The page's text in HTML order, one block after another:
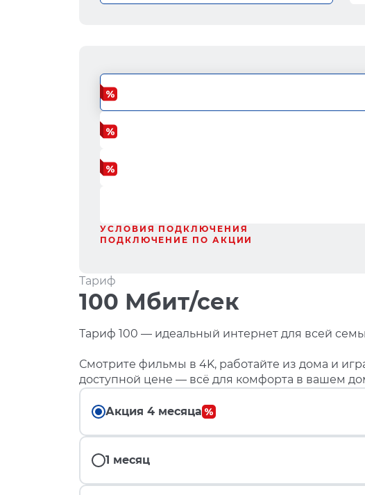
УСЛОВИЯ ПОДКЛЮЧЕНИЯ
ПОДКЛЮЧЕНИЕ ПО АКЦИИ
Тариф
100 Мбит/сек
Тариф 100 — идеальный интернет для всей
Смотрите фильмы в 4K, работайте из дома и
доступной цене — всё для комфорта в вашем
Акция 4 месяца
1 месяц